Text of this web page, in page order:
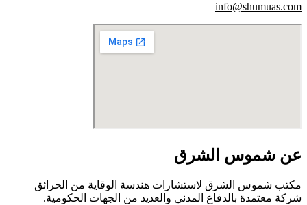
info@shumuas.com
عن شموس الشرق
مكتب شموس الشرق لاستشارات هندسة الوقاية من الحرائق
شركة معتمدة بالدفاع المدني والعديد من الجهات الحكومية.